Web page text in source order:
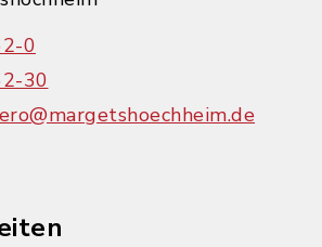
0
30